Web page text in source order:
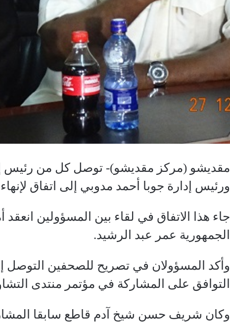
مقديشو (مركز مقديشو)- توصل كل من
ورئيس إدارة جوبا أحمد مدوبي إلى اتفاق
جاء هذا الاتفاق في لقاء بين المسؤولين
الجمهورية عمر عبد الرشيد.
وأكد المسؤولان في تصريح للصحفين التوصل
التوافق على المشاركة في مؤتمر منتدى
وكان شريف حسن شيخ آدم قاطع سابقا